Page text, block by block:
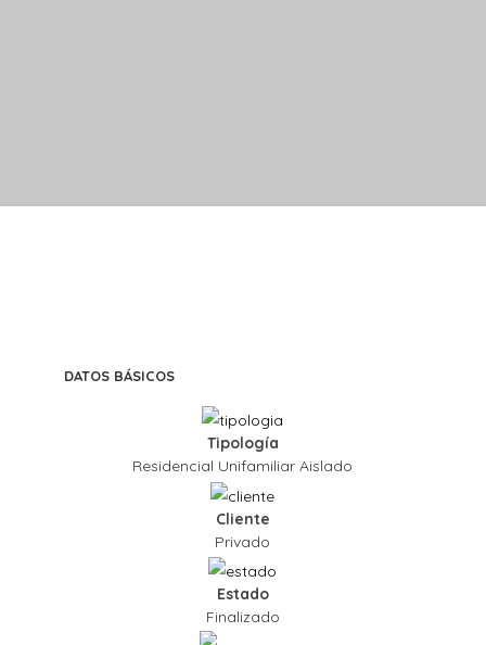
DATOS BÁSICOS
Tipología
Residencial Unifamiliar Aislado
Cliente
Privado
Estado
Finalizado